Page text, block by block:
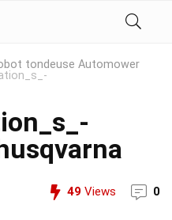
tondeuse Automower
49 Views 0